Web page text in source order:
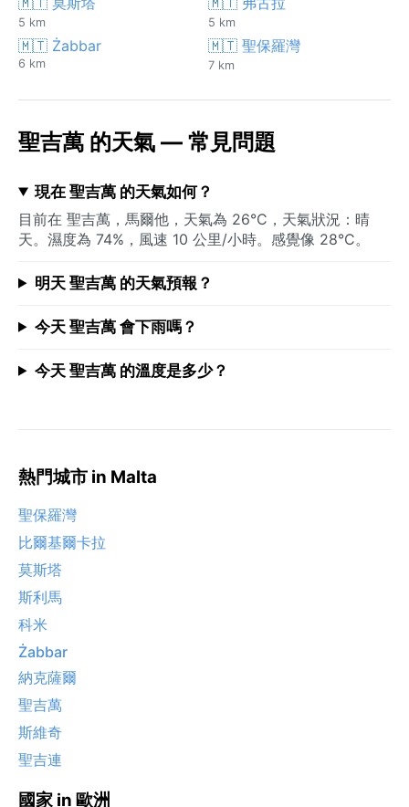
5 km 5 km
🇲🇹 Żabbar
6 km
🇲🇹 聖保羅灣
7 km
聖吉萬 的天氣 — 常見問題
現在 聖吉萬 的天氣如何？
目前在 聖吉萬，馬爾他，天氣為 26°C，天氣狀況：晴
天。濕度為 74%，風速 10 公里/小時。感覺像 28°C。
明天 聖吉萬 的天氣預報？
今天 聖吉萬 會下雨嗎？
今天 聖吉萬 的溫度是多少？
熱門城市 in Malta
聖保羅灣
比爾基爾卡拉
莫斯塔
斯利馬
科米
Żabbar
納克薩爾
聖吉萬
斯維奇
聖吉連
國家 in 歐洲